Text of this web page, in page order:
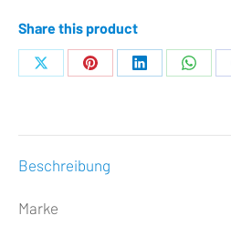
Share this product
Teilen Teilen Teilen Teilen
Beschreibung
Marke